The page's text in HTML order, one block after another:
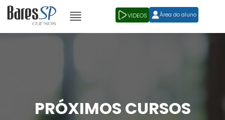
VIDEOS Área do aluno
PRÓXIMOS CURSOS